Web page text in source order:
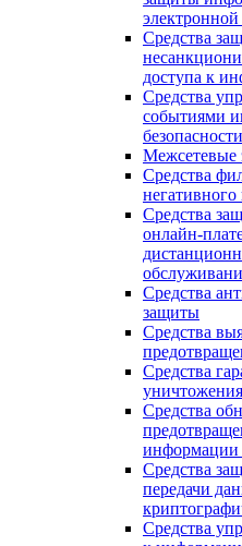
Средства
доступа к
Средства
событиями
безопасности
Межсетевые
Средства
негативного
Средства
онлайн-
Средства
защиты
Средства
Средства
Средства
Средства
передачи
Средства